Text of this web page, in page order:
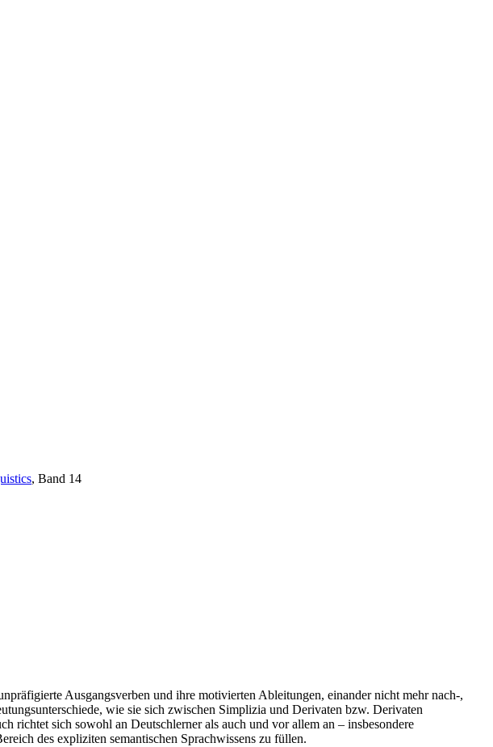
, Band 14
Ausgangsverben und ihre motivierten Ableitungen, einander nicht mehr nach-,
wie sie sich zwischen Simplizia und Derivaten bzw. Derivaten
richtet sich sowohl an Deutschlerner als auch und vor allem an – insbesondere
des expliziten semantischen Sprachwissens zu füllen.